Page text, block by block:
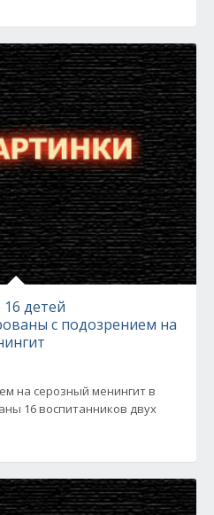
детей
с подозрением на
на серозный менингит в
16 воспитанников двух